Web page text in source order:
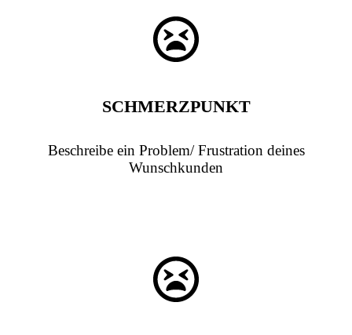
SCHMERZPUNKT
Beschreibe ein Problem/ Frustration deines
Wunschkunden